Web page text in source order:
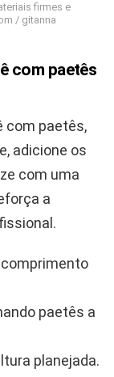
firmes e
/ gitanna
com paetês
com paetês,
adicione os
com uma
a
paetês a
planejada.